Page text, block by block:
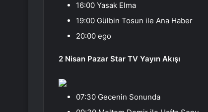
16:00 Yasak Elma
19:00 Gülbin Tosun ile Ana Haber
20:00 ego
2 Nisan Pazar Star TV Yayın Akışı
07:30 Gecenin Sonunda